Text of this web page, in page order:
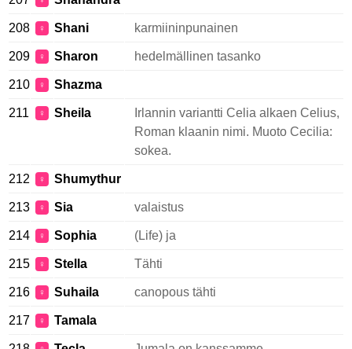
208 ♀ Shani karmiininpunainen
209 ♀ Sharon hedelmällinen tasanko
210 ♀ Shazma
211 ♀ Sheila
Irlannin variantti Celia alkaen Celius,
Roman klaanin nimi. Muoto Cecilia:
sokea.
212 ♀ Shumythur
213 ♀ Sia valaistus
214 ♀ Sophia (Life) ja
215 ♀ Stella Tähti
216 ♀ Suhaila canopous tähti
217 ♀ Tamala